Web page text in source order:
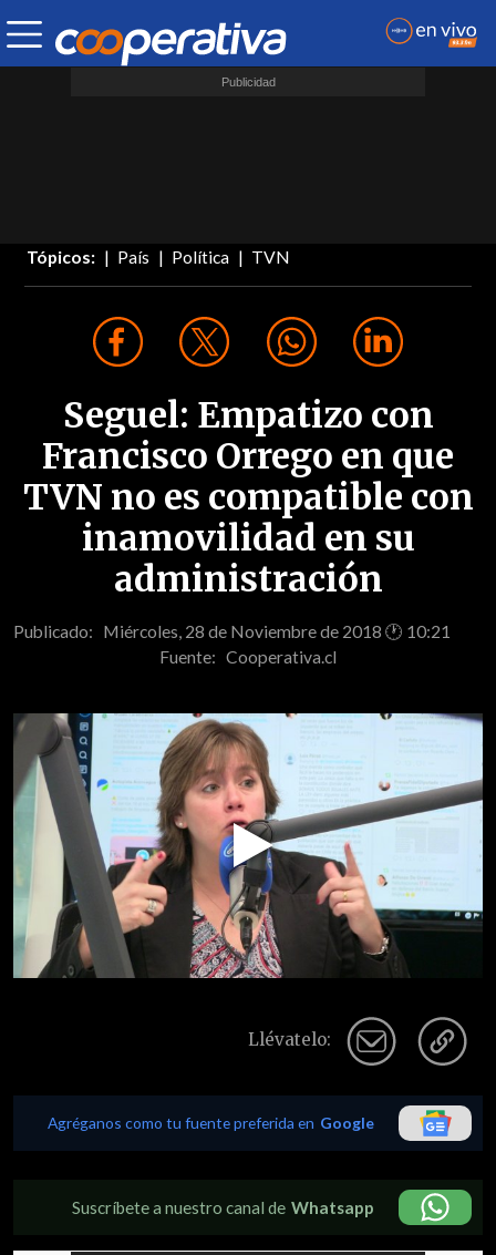
Tópicos: País Política TVN
Seguel: Empatizo con
Francisco Orrego en que
TVN no es compatible con
inamovilidad en su
administración
Publicado: Miércoles, 28 de Noviembre de 2018 🕐 10:21
Fuente: Cooperativa.cl
Play
Video
Llévatelo:
Agréganos como tu fuente preferida en Google
Suscríbete a nuestro canal de Whatsapp